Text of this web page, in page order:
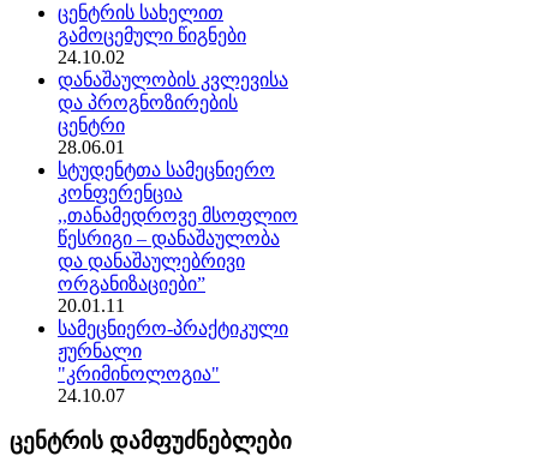
ცენტრის სახელით
გამოცემული წიგნები
24.10.02
დანაშაულობის კვლევისა
და პროგნოზირების
ცენტრი
28.06.01
სტუდენტთა სამეცნიერო
კონფერენცია
,,თანამედროვე მსოფლიო
წესრიგი – დანაშაულობა
და დანაშაულებრივი
ორგანიზაციები”
20.01.11
სამეცნიერო-პრაქტიკული
ჟურნალი
"კრიმინოლოგია"
24.10.07
ცენტრის დამფუძნებლები